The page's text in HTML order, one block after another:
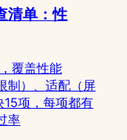
清单：性
覆盖性能
制）、适配（屏
项，每项都有
率